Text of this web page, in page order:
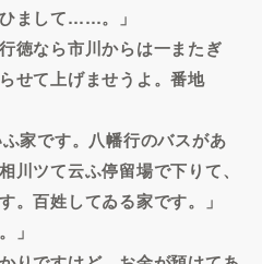
まして……。」
徳なら市川からは一またぎ
せて上げませうよ。番地
家です。八幡行のバスがあ
川ツて云ふ停留場で下りて、
。百姓してゐる家です。」
」